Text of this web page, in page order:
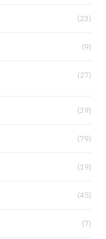
(23)
(9)
(27)
(39)
(79)
(19)
(45)
(7)